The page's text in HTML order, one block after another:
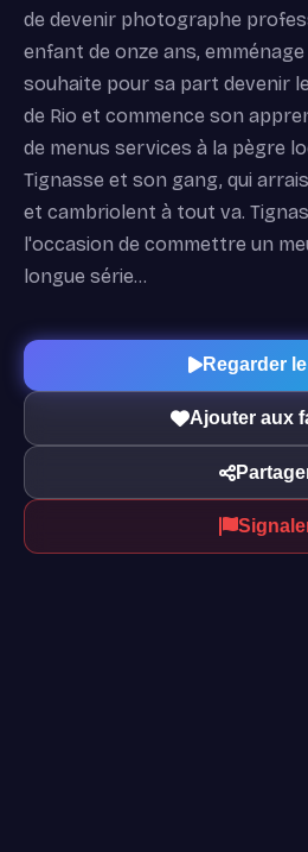
de devenir photographe
enfant de onze ans, emménage
souhaite pour sa part devenir
de Rio et commence son
de menus services à la pègre
Tignasse et son gang, qui
et cambriolent à tout va.
l'occasion de commettre un
longue série…
Regarder
Ajouter aux